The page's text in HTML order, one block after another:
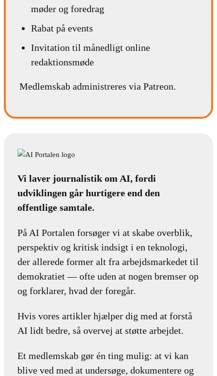
møder og foredrag
Rabat på events
Invitation til månedligt online
redaktionsmøde
Medlemskab administreres via Patreon.
Vi laver journalistik om AI, fordi
udviklingen går hurtigere end den
offentlige samtale.
På AI Portalen forsøger vi at skabe overblik,
perspektiv og kritisk indsigt i en teknologi,
der allerede former alt fra arbejdsmarkedet til
demokratiet — ofte uden at nogen bremser op
og forklarer, hvad der foregår.
Hvis vores artikler hjælper dig med at forstå
AI lidt bedre, så overvej at støtte arbejdet.
Et medlemskab gør én ting mulig: at vi kan
blive ved med at undersøge, dokumentere og